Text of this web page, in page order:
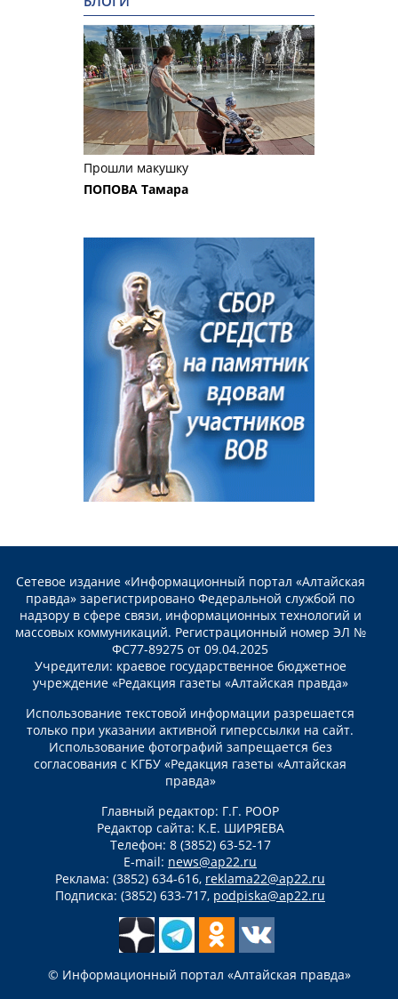
Прошли макушку
ПОПОВА Тамара
Сетевое издание «Информационный портал «Алтайская
правда» зарегистрировано Федеральной службой по
надзору в сфере связи, информационных технологий и
массовых коммуникаций. Регистрационный номер ЭЛ №
ФС77-89275 от 09.04.2025
Учредители: краевое государственное бюджетное
учреждение «Редакция газеты «Алтайская правда»
Использование текстовой информации разрешается
только при указании активной гиперссылки на сайт.
Использование фотографий запрещается без
согласования с КГБУ «Редакция газеты «Алтайская
правда»
Главный редактор: Г.Г. РООР
Редактор сайта: К.Е. ШИРЯЕВА
Телефон: 8 (3852) 63-52-17
E-mail: news@ap22.ru
Реклама: (3852) 634-616, reklama22@ap22.ru
Подписка: (3852) 633-717, podpiska@ap22.ru
© Информационный портал «Алтайская правда»